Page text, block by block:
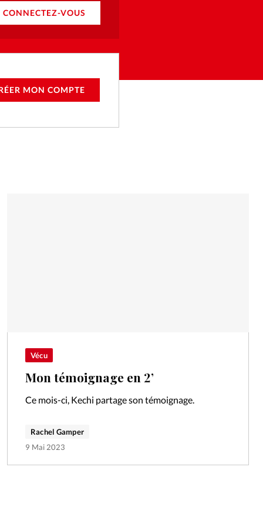
CONNECTEZ-VOUS
MON COMPTE
Vécu
Mon témoignage en 2’
Ce mois-ci, Kechi partage son témoignage.
Rachel Gamper
9 Mai 2023